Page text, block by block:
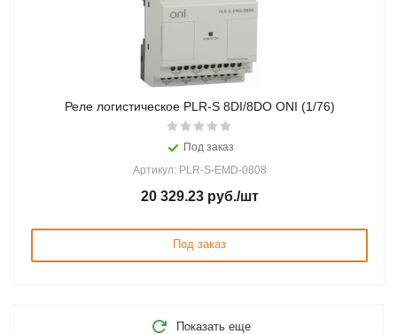
Реле логистическое PLR-S 8DI/8DO ONI (1/76)
Под заказ
Артикул: PLR-S-EMD-0808
20 329.23руб./шт
Под заказ
Показать еще